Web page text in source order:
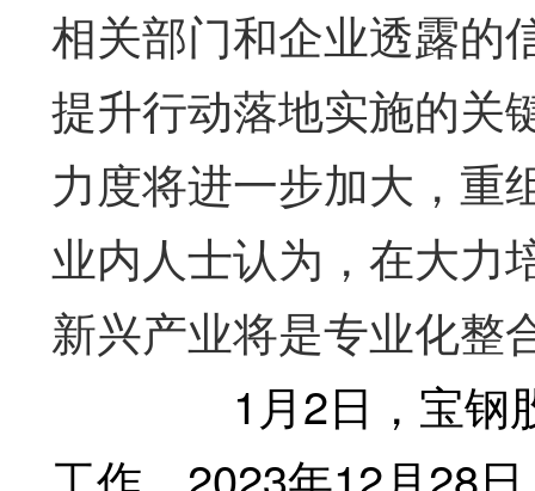
相关部门和企业透露的
提升行动落地实施的关
力度将进一步加大，重
业内人士认为，在大力
新兴产业将是专业化整
1月2日，宝钢股份